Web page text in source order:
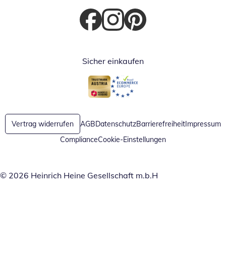
Öffnet in neuem Fenster
Öffnet in neuem Fenster
Öffnet in neuem Fenster
Sicher einkaufen
Öffnet in neuem Fenster
Öffnet in neuem Fenster
Vertrag widerrufen AGBDatenschutzBarrierefreiheitImpressum
ComplianceCookie-Einstellungen
© 2026 Heinrich Heine Gesellschaft m.b.H